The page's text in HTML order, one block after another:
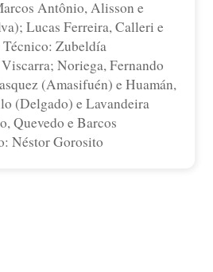
Antônio, Alisson e
Lucas Ferreira, Calleri e
Zubeldía
Noriega, Fernando
(Amasifuén) e Huamán,
(Delgado) e Lavandeira
Quevedo e Barcos
Néstor Gorosito